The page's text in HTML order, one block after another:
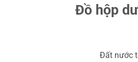
Đồ hộp
Đất nước ta